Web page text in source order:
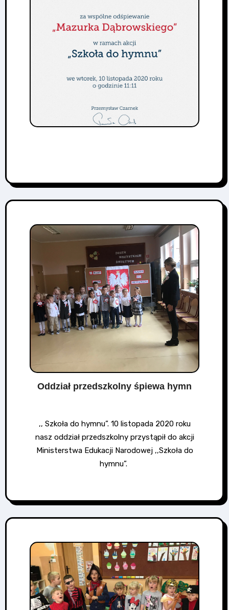
Oddział przedszkolny śpiewa hymn
,, Szkoła do hymnu”. 10 listopada 2020 roku
nasz oddział przedszkolny przystąpił do akcji
Ministerstwa Edukacji Narodowej ,,Szkoła do
hymnu”.